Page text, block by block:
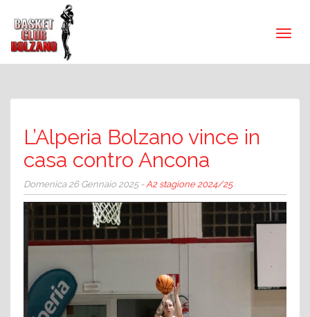
L’Alperia Bolzano vince in
casa contro Ancona
Domenica 26 Gennaio 2025 -A2 stagione 2024/25